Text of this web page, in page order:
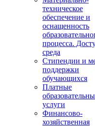
техническое
обеспечение и
оснащенность
процесса.
среда
Стипендии и
поддержки
обучающихся
Платные
услуги
Финансово-
хозяйственная